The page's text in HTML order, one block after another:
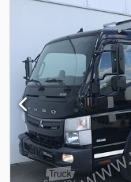
Mitsubishi S4S,
padang padangų:90
svoris:3 500 kg ,
mm, bendras plotis:1
kuras:dyzelinas,
poslinkis,